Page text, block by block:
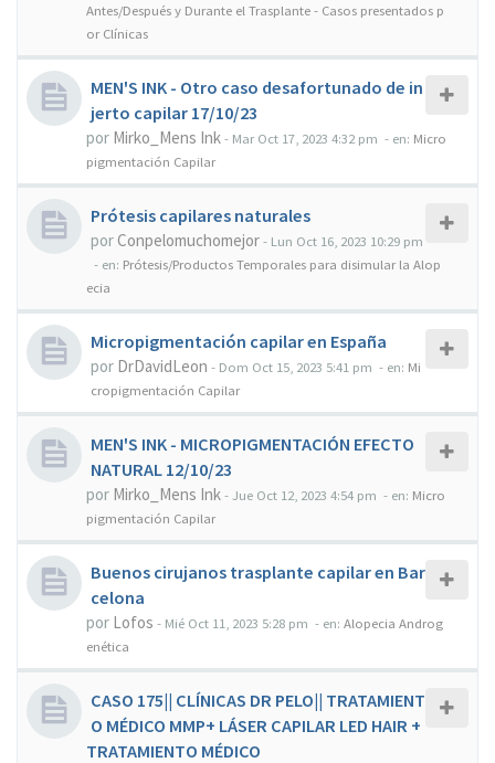
Antes/Después y Durante el Trasplante - Casos presentados p
or Clínicas
MEN'S INK - Otro caso desafortunado de in
jerto capilar 17/10/23
por Mirko_Mens Ink- Mar Oct 17, 2023 4:32 pm - en: Micro
pigmentación Capilar
Prótesis capilares naturales
por Conpelomuchomejor- Lun Oct 16, 2023 10:29 pm
- en: Prótesis/Productos Temporales para disimular la Alop
ecia
Micropigmentación capilar en España
por DrDavidLeon - Dom Oct 15, 2023 5:41 pm - en: Mi
cropigmentación Capilar
MEN'S INK - MICROPIGMENTACIÓN EFECTO
NATURAL 12/10/23
por Mirko_Mens Ink-Jue Oct 12, 2023 4:54 pm - en: Micro
pigmentación Capilar
Buenos cirujanos trasplante capilar en Bar
celona
por Lofos - Mié Oct 11, 2023 5:28 pm - en: Alopecia Androg
enética
CASO 175|| CLÍNICAS DR PELO|| TRATAMIENT
O MÉDICO MMP+ LÁSER CAPILAR LED HAIR +
TRATAMIENTO MÉDICO